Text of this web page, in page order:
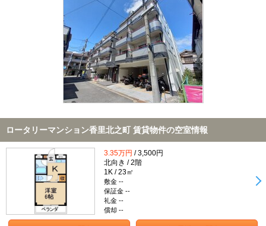
不動産会社から
TOP
ロータリーマンション香里北之町 賃貸物件の空室情報
3.35万円 / 3,500円
北向き / 2階
1K / 23㎡
敷金 --
保証金 --
礼金 --
償却 --